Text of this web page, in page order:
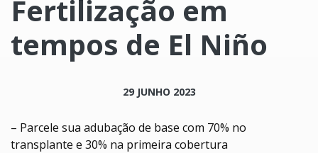
Fertilização em
tempos de El Niño
29 JUNHO 2023
– Parcele sua adubação de base com 70% no
transplante e 30% na primeira cobertura